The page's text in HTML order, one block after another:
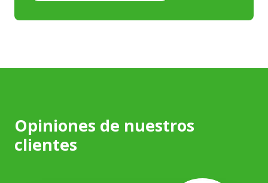
Opiniones de nuestros
clientes